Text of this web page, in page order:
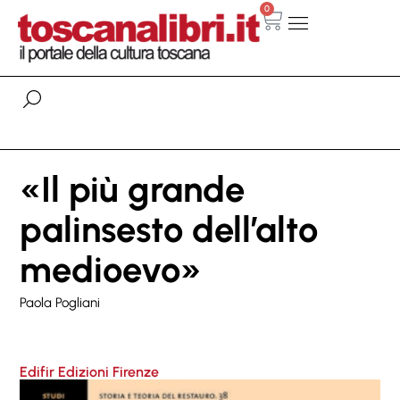
0
«Il più grande
palinsesto dell’alto
medioevo»
Paola Pogliani
Edifir Edizioni Firenze